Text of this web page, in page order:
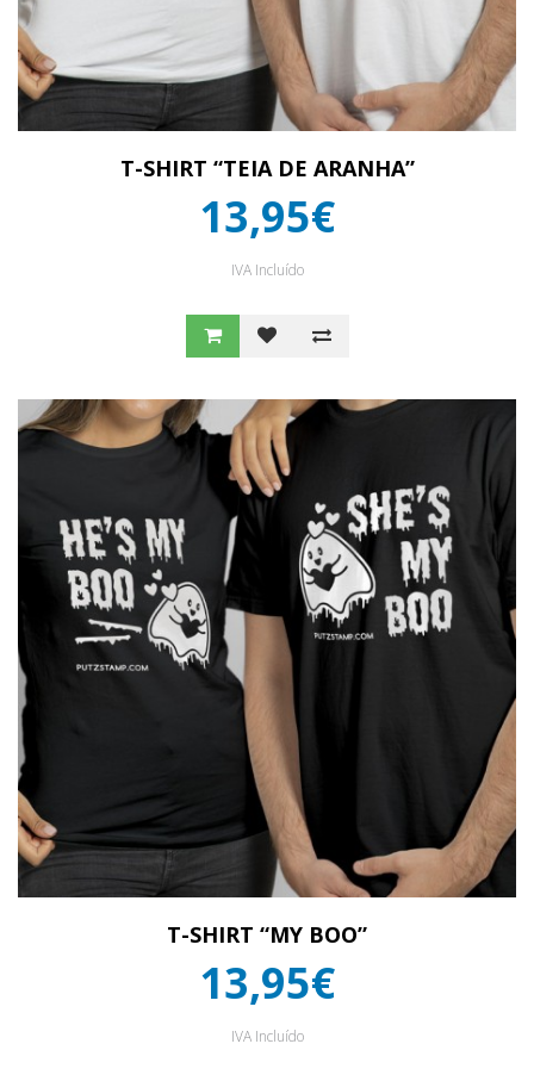
T-SHIRT “TEIA DE ARANHA”
13,95€
IVA Incluído
T-SHIRT “MY BOO”
13,95€
IVA Incluído